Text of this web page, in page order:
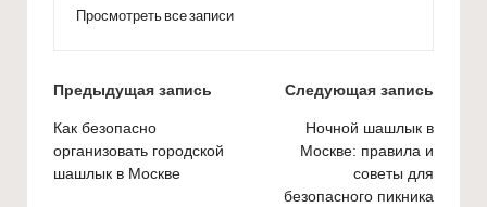
Просмотреть все записи
Навигация
по
записям
Предыдущая запись
Как безопасно
организовать городской
шашлык в Москве
Следующая запись
Ночной шашлык в
Москве: правила и
советы для
безопасного пикника